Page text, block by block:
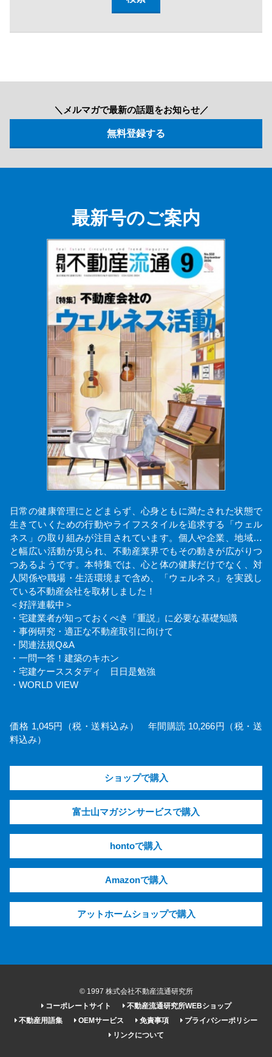
＼メルマガで最新の話題をお知らせ／
最新号のご案内
日常の健康管理にとどまらず、心身ともに満たされた状態で
生きていくための行動やライフスタイルを追求する「ウェル
ネス」の取り組みが注目されています。個人や企業、地域…
と幅広い活動が見られ、不動産業界でもその動きが広がりつ
つあるようです。本特集では、心と体の健康だけでなく、対
人関係や職場・生活環境まで含め、「ウェルネス」を実践し
ている不動産会社を取材しました！
＜好評連載中＞
・宅建業者が知っておくべき「重説」に必要な基礎知識
・事例研究・適正な不動産取引に向けて
・関連法規Q&A
・一問一答！建築のキホン
・宅建ケーススタディ 日日是勉強
・WORLD VIEW
価格 1,045円（税・送料込み） 年間購読 10,266円（税・送
料込み）
ショップで購入
富士山マガジンサービスで購入
hontoで購入
Amazonで購入
アットホームショップで購入
© 1997 株式会社不動産流通研究所
コーポレートサイト
不動産流通研究所WEBショップ
不動産用語集
OEMサービス 免責事項
プライバシーポリシー
リンクについて